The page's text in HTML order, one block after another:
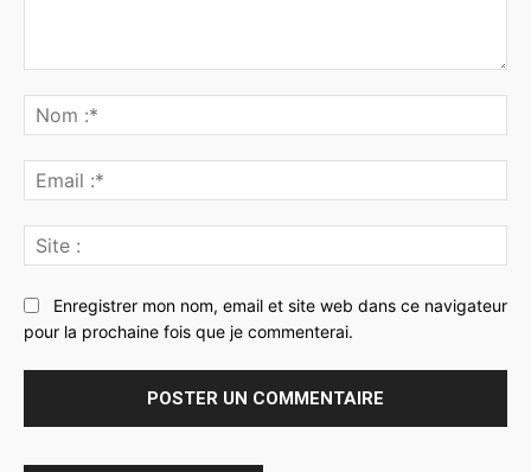
:*
:*
:
Enregistrer mon nom, email et site web dans ce navigateur
pour la prochaine fois que je commenterai.